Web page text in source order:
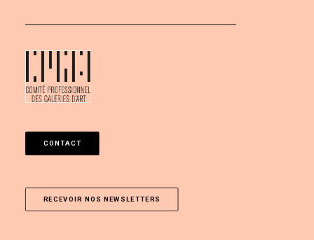
CONTACT
RECEVOIR NOS NEWSLETTERS